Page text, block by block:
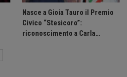
Nasce a Gioia Tauro il Premio
Civico “Stesicoro”:
riconoscimento a Carla…